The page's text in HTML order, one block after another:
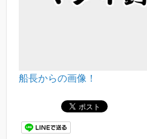
船長からの画像！